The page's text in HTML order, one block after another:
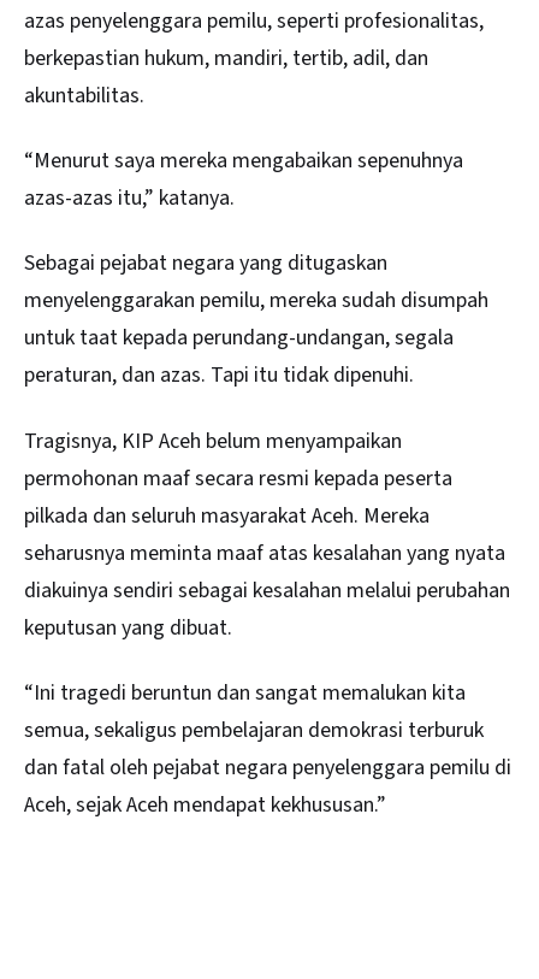
azas penyelenggara pemilu, seperti profesionalitas,
berkepastian hukum, mandiri, tertib, adil, dan
akuntabilitas.
“Menurut saya mereka mengabaikan sepenuhnya
azas-azas itu,” katanya.
Sebagai pejabat negara yang ditugaskan
menyelenggarakan pemilu, mereka sudah disumpah
untuk taat kepada perundang-undangan, segala
peraturan, dan azas. Tapi itu tidak dipenuhi.
Tragisnya, KIP Aceh belum menyampaikan
permohonan maaf secara resmi kepada peserta
pilkada dan seluruh masyarakat Aceh. Mereka
seharusnya meminta maaf atas kesalahan yang nyata
diakuinya sendiri sebagai kesalahan melalui perubahan
keputusan yang dibuat.
“Ini tragedi beruntun dan sangat memalukan kita
semua, sekaligus pembelajaran demokrasi terburuk
dan fatal oleh pejabat negara penyelenggara pemilu di
Aceh, sejak Aceh mendapat kekhususan.”